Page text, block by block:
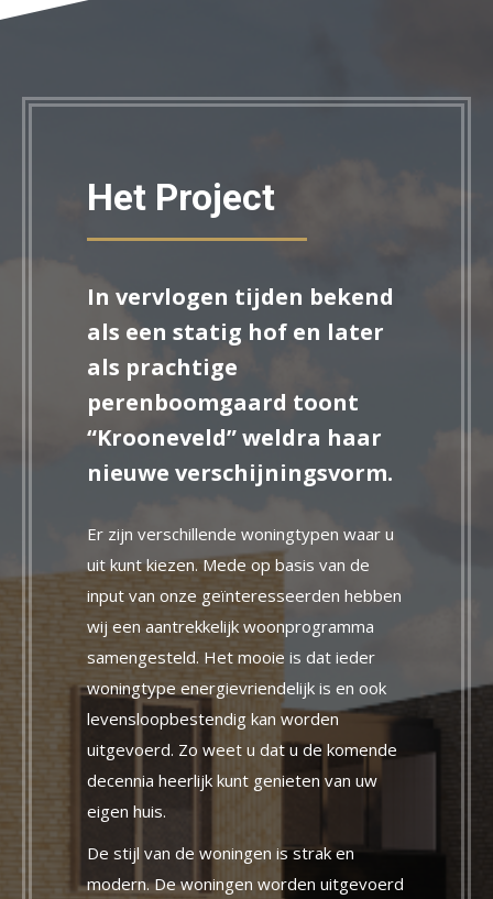
Het Project
In vervlogen tijden bekend
als een statig hof en later
als prachtige
perenboomgaard toont
“Krooneveld” weldra haar
nieuwe verschijningsvorm.
Er zijn verschillende woningtypen waar u
uit kunt kiezen. Mede op basis van de
input van onze geïnteresseerden hebben
wij een aantrekkelijk woonprogramma
samengesteld. Het mooie is dat ieder
woningtype energievriendelijk is en ook
levensloopbestendig kan worden
uitgevoerd. Zo weet u dat u de komende
decennia heerlijk kunt genieten van uw
eigen huis.
De stijl van de woningen is strak en
modern. De woningen worden uitgevoerd